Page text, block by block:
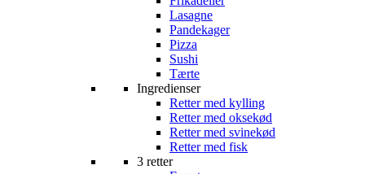
Lasagne
Pandekager
Pizza
Sushi
Tærte
Ingredienser
Retter med kylling
Retter med oksekød
Retter med svinekød
Retter med fisk
3 retter